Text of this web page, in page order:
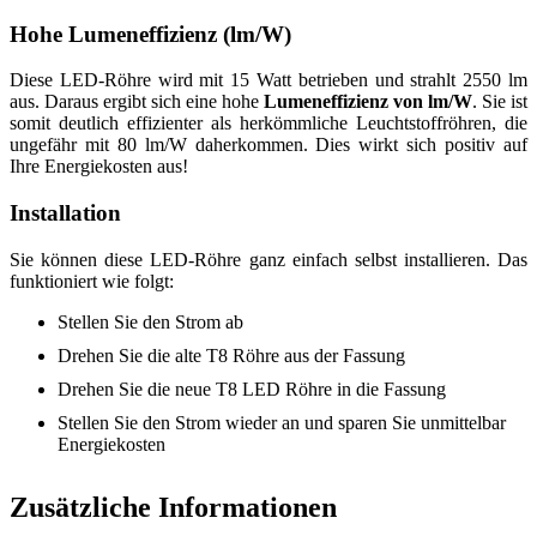
Hohe Lumeneffizienz (lm/W)
Diese LED-Röhre wird mit 15 Watt betrieben und strahlt 2550 lm
aus. Daraus ergibt sich eine hohe Lumeneffizienz von lm/W. Sie ist
somit deutlich effizienter als herkömmliche Leuchtstoffröhren, die
ungefähr mit 80 lm/W daherkommen. Dies wirkt sich positiv auf
Ihre Energiekosten aus!
Installation
Sie können diese LED-Röhre ganz einfach selbst installieren. Das
funktioniert wie folgt:
Stellen Sie den Strom ab
Drehen Sie die alte T8 Röhre aus der Fassung
Drehen Sie die neue T8 LED Röhre in die Fassung
Stellen Sie den Strom wieder an und sparen Sie unmittelbar
Energiekosten
Zusätzliche Informationen